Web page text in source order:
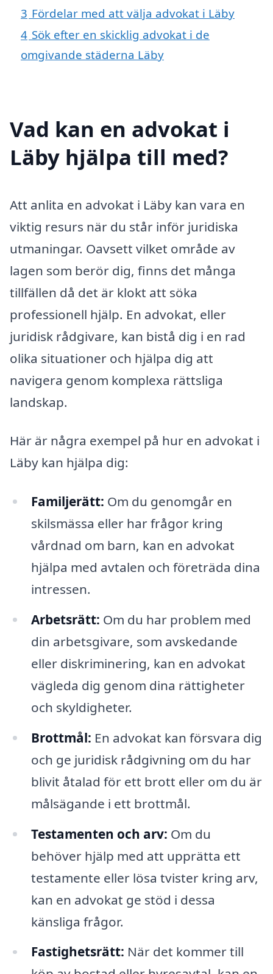
3 Fördelar med att välja advokat i Läby
4 Sök efter en skicklig advokat i de
omgivande städerna Läby
Vad kan en advokat i
Läby hjälpa till med?
Att anlita en advokat i Läby kan vara en
viktig resurs när du står inför juridiska
utmaningar. Oavsett vilket område av
lagen som berör dig, finns det många
tillfällen då det är klokt att söka
professionell hjälp. En advokat, eller
juridisk rådgivare, kan bistå dig i en rad
olika situationer och hjälpa dig att
navigera genom komplexa rättsliga
landskap.
Här är några exempel på hur en advokat i
Läby kan hjälpa dig:
Familjerätt: Om du genomgår en
skilsmässa eller har frågor kring
vårdnad om barn, kan en advokat
hjälpa med avtalen och företräda dina
intressen.
Arbetsrätt: Om du har problem med
din arbetsgivare, som avskedande
eller diskriminering, kan en advokat
vägleda dig genom dina rättigheter
och skyldigheter.
Brottmål: En advokat kan försvara dig
och ge juridisk rådgivning om du har
blivit åtalad för ett brott eller om du är
målsägande i ett brottmål.
Testamenten och arv: Om du
behöver hjälp med att upprätta ett
testamente eller lösa tvister kring arv,
kan en advokat ge stöd i dessa
känsliga frågor.
Fastighetsrätt: När det kommer till